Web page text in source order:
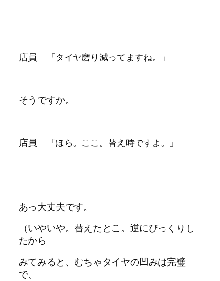
店員 「タイヤ磨り減ってますね。」
そうですか。
店員 「ほら。ここ。替え時ですよ。」
あっ大丈夫です。
（いやいや。替えたとこ。逆にびっくりし
たから
みてみると、むちゃタイヤの凹みは完璧
で、